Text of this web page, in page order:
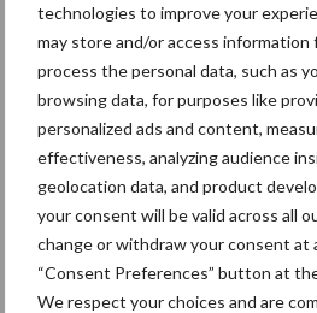
technologies to improve your
may store and/or access information
process the personal data, such as
browsing data, for purposes like
personalized ads and content,
effectiveness, analyzing audience
geolocation data, and product
your consent will be valid across all
change or withdraw your consent at
“Consent Preferences” button at
We respect your choices and are
Caterpillar
elektrische
Themapagina's
Bemesting Gewas &